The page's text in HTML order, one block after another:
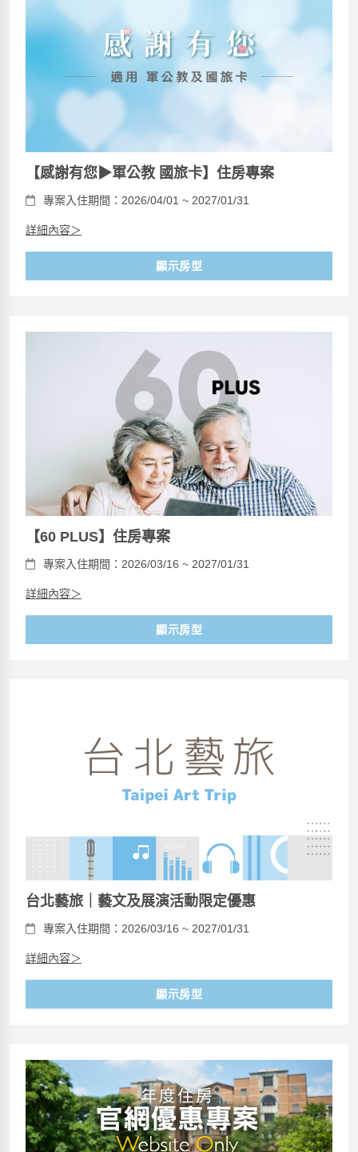
【感謝有您▶軍公教 國旅卡】住房專案
專案入住期間：2026/04/01 ~ 2027/01/31
詳細內容＞
顯示房型
【60 PLUS】住房專案
專案入住期間：2026/03/16 ~ 2027/01/31
詳細內容＞
顯示房型
台北藝旅｜藝文及展演活動限定優惠
專案入住期間：2026/03/16 ~ 2027/01/31
詳細內容＞
顯示房型